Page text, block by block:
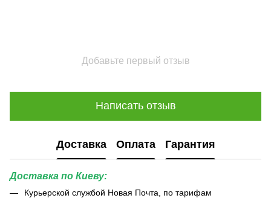
Добавьте первый отзыв
Написать отзыв
Доставка Оплата Гарантия
Доставка по Киеву:
Курьерской службой Новая Почта, по тарифам